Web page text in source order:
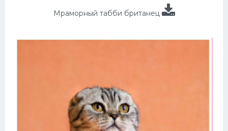
Мраморный табби британец